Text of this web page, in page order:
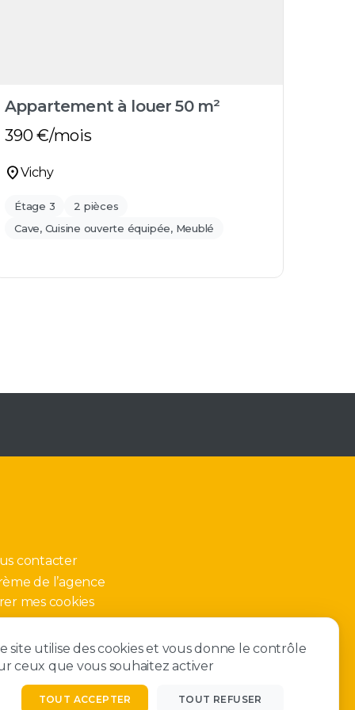
Appartement à louer 50 m²
390€/mois
location_onVichy
Étage 3
2 pièces
Cave, Cuisine ouverte équipée, Meublé
contacter
de l’agence
mes cookies
site utilise des cookies et vous donne le contrôle
ceux que vous souhaitez activer
TOUT ACCEPTER TOUT REFUSER